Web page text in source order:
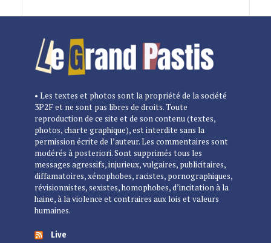
• Les textes et photos sont la propriété de la société
3P2F et ne sont pas libres de droits. Toute
reproduction de ce site et de son contenu (textes,
photos, charte graphique), est interdite sans la
permission écrite de l’auteur. Les commentaires sont
modérés à posteriori. Sont supprimés tous les
messages agressifs, injurieux, vulgaires, publicitaires,
diffamatoires, xénophobes, racistes, pornographiques,
révisionnistes, sexistes, homophobes, d’incitation à la
haine, à la violence et contraires aux lois et valeurs
humaines.
Live